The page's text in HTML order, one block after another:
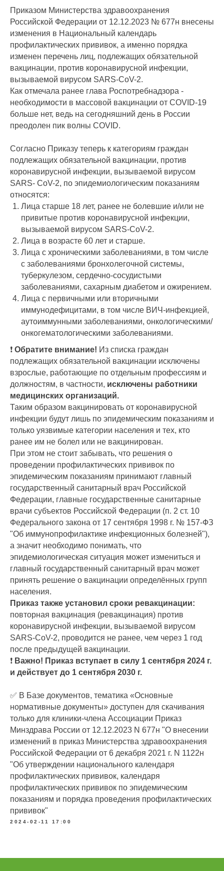
Приказом Министерства здравоохранения
Российской Федерации от 12.12.2023 № 677н внесены
изменения в Национальный календарь
профилактических прививок, а именно порядка
изменен перечень лиц, подлежащих обязательной
вакцинации, против коронавирусной инфекции,
вызываемой вирусом SARS-CoV-2.
Как отмечала ранее глава Роспотребнадзора -
необходимости в массовой вакцинации от COVID-19
больше нет, ведь на сегодняшний день в России
преодолен пик волны COVID.
Согласно Приказу теперь к категориям граждан
подлежащих обязательной вакцинации, против
коронавирусной инфекции, вызываемой вирусом
SARS- СоV-2, по эпидемиологическим показаниям
относятся:
Лица старше 18 лет, ранее не болевшие и/или не
привитые против коронавирусной инфекции,
вызываемой вирусом SARS-CoV-2.
Лица в возрасте 60 лет и старше.
Лица с хроническими заболеваниями, в том числе
с заболеваниями бронхолегочной системы,
туберкулезом, сердечно-сосудистыми
заболеваниями, сахарным диабетом и ожирением.
Лица с первичными или вторичными
иммунодефицитами, в том числе ВИЧ-инфекцией,
аутоиммунными заболеваниями, онкологическими/
онкогематологическими заболеваниями.
❗️ Обратите внимание! Из списка граждан
подлежащих обязательной вакцинации исключены
взрослые, работающие по отдельным профессиям и
должностям, в частности, исключены работники
медицинских организаций.
Таким образом вакцинировать от коронавирусной
инфекции будут лишь по эпидемическим показаниям и
только уязвимые категории населения и тех, кто
ранее им не болел или не вакцинирован.
При этом не стоит забывать, что решения о
проведении профилактических прививок по
эпидемическим показаниям принимают главный
государственный санитарный врач Российской
Федерации, главные государственные санитарные
врачи субъектов Российской Федерации (п. 2 ст. 10
Федерального закона от 17 сентября 1998 г. № 157-ФЗ
"Об иммунопрофилактике инфекционных болезней"),
а значит необходимо понимать, что
эпидемиологическая ситуация может измениться и
главный государственный санитарный врач может
принять решение о вакцинации определённых групп
населения.
Приказ также установил сроки ревакцинации:
повторная вакцинация (ревакцинация) против
коронавирусной инфекции, вызываемой вирусом
SARS-CoV-2, проводится не ранее, чем через 1 год
после предыдущей вакцинации.
❗️ Важно! Приказ вступает в силу 1 сентября 2024 г.
и действует до 1 сентября 2030 г.
✅ В Базе документов, тематика «‎Основные
нормативные документы» доступен для скачивания
только для клиники-члена Ассоциации Приказ
Минздрава России от 12.12.2023 N 677н "О внесении
изменений в приказ Министерства здравоохранения
Российской Федерации от 6 декабря 2021 г. N 1122н
"Об утверждении национального календаря
профилактических прививок, календаря
профилактических прививок по эпидемическим
показаниям и порядка проведения профилактических
прививок"
2024-02-11 17:00